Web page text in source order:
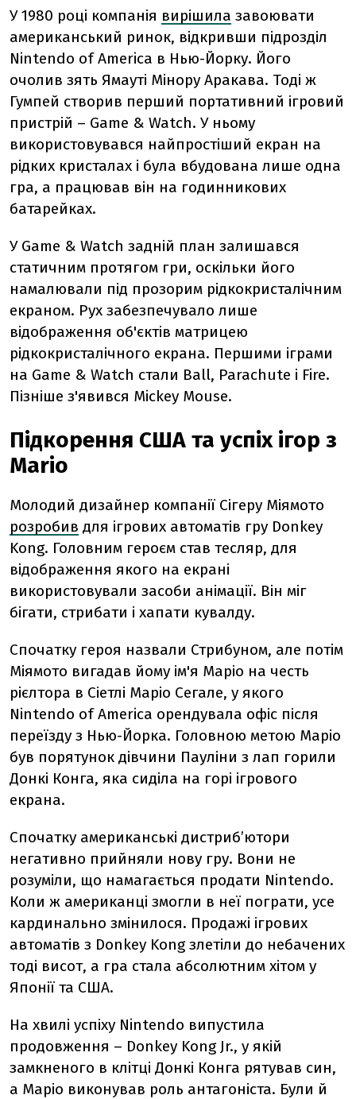
У 1980 році компанія вирішила завоювати
американський ринок, відкривши підрозділ
Nintendo of America в Нью-Йорку. Його
очолив зять Ямауті Мінору Аракава. Тоді ж
Гумпей створив перший портативний ігровий
пристрій – Game & Watch. У ньому
використовувався найпростіший екран на
рідких кристалах і була вбудована лише одна
гра, а працював він на годинникових
батарейках.
У Game & Watch задній план залишався
статичним протягом гри, оскільки його
намалювали під прозорим рідкокристалічним
екраном. Рух забезпечувало лише
відображення об'єктів матрицею
рідкокристалічного екрана. Першими іграми
на Game & Watch стали Ball, Parachute і Fire.
Пізніше з'явився Mickey Mouse.
Підкорення США та успіх ігор з
Mario
Молодий дизайнер компанії Сігеру Міямото
розробив для ігрових автоматів гру Donkey
Kong. Головним героєм став тесляр, для
відображення якого на екрані
використовували засоби анімації. Він міг
бігати, стрибати і хапати кувалду.
Спочатку героя назвали Стрибуном, але потім
Міямото вигадав йому ім'я Маріо на честь
рієлтора в Сіетлі Маріо Сегале, у якого
Nintendo of America орендувала офіс після
переїзду з Нью-Йорка. Головною метою Маріо
був порятунок дівчини Пауліни з лап горили
Донкі Конга, яка сиділа на горі ігрового
екрана.
Спочатку американські дистриб’ютори
негативно прийняли нову гру. Вони не
розуміли, що намагається продати Nintendo.
Коли ж американці змогли в неї пограти, усе
кардинально змінилося. Продажі ігрових
автоматів з Donkey Kong злетіли до небачених
тоді висот, а гра стала абсолютним хітом у
Японії та США.
На хвилі успіху Nintendo випустила
продовження – Donkey Kong Jr., у якій
замкненого в клітці Донкі Конга рятував син,
а Маріо виконував роль антагоніста. Були й